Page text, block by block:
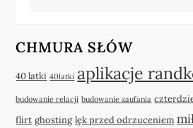
CHMURA SŁÓW
40 latki 40latki aplikacje
budowanie relacji budowanie zaufania
flirt ghosting lęk przed odrzuceniem